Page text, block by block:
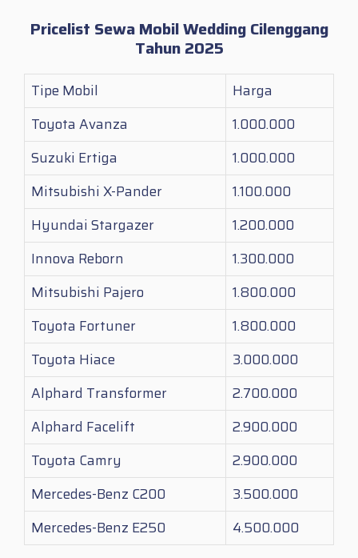
Pricelist Sewa Mobil Wedding Cilenggang
Tahun 2025
Tipe Mobil
Harga
Toyota Avanza
1.000.000
Suzuki Ertiga
1.000.000
Mitsubishi X-Pander
1.100.000
Hyundai Stargazer
1.200.000
Innova Reborn
1.300.000
Mitsubishi Pajero
1.800.000
Toyota Fortuner
1.800.000
Toyota Hiace
3.000.000
Alphard Transformer
2.700.000
Alphard Facelift
2.900.000
Toyota Camry
2.900.000
Mercedes-Benz C200
3.500.000
Mercedes-Benz E250
4.500.000